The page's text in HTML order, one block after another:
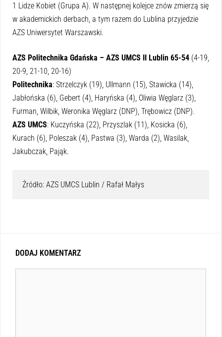
1 Lidze Kobiet (Grupa A). W następnej kolejce znów zmierzą się
w akademickich derbach, a tym razem do Lublina przyjedzie
AZS Uniwersytet Warszawski.
AZS Politechnika Gdańska – AZS UMCS II Lublin 65-54 (4-19,
20-9, 21-10, 20-16)
Politechnika: Strzelczyk (19), Ullmann (15), Stawicka (14),
Jabłońska (6), Gebert (4), Haryńska (4), Oliwia Węglarz (3),
Furman, Wilbik, Weronika Węglarz (DNP), Trębowicz (DNP).
AZS UMCS: Kuczyńska (22), Przyszlak (11), Kosicka (6),
Kurach (6), Poleszak (4), Pastwa (3), Warda (2), Wasilak,
Jakubczak, Pająk.
Źródło: AZS UMCS Lublin / Rafał Małys
DODAJ KOMENTARZ